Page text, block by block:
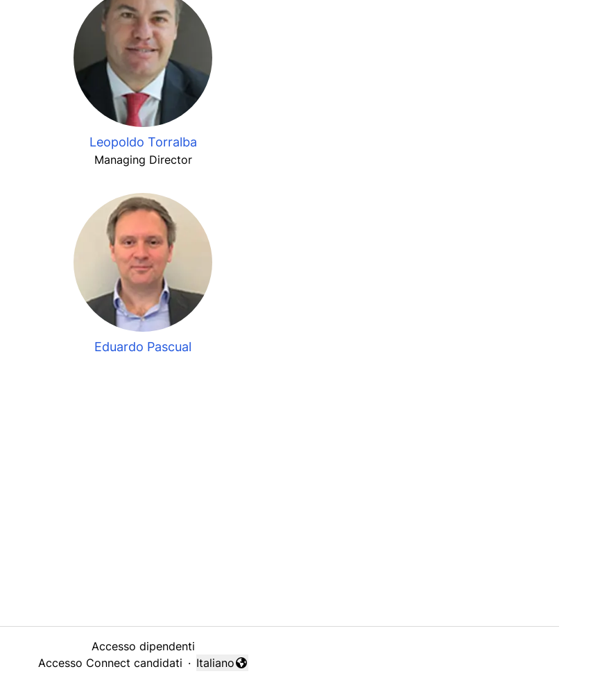
Leopoldo Torralba
Managing Director
Eduardo Pascual
Accesso dipendenti
Accesso Connect candidati ·
Cambia lingua
Italiano